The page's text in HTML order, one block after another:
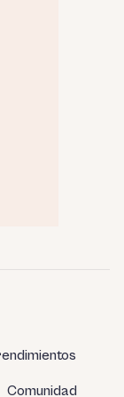
Comunidad